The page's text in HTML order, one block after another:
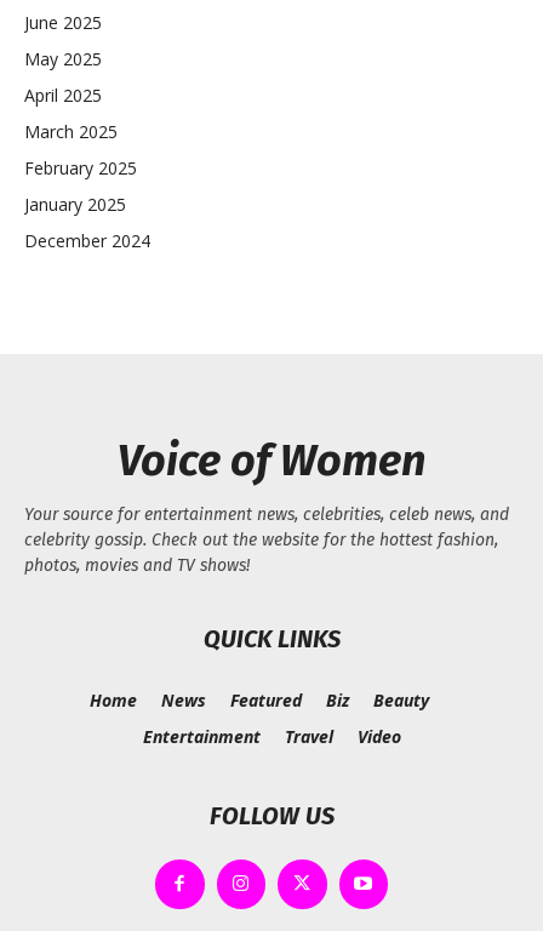
June 2025
May 2025
April 2025
March 2025
February 2025
January 2025
December 2024
Voice of Women
Your source for entertainment news, celebrities, celeb news, and
celebrity gossip. Check out the website for the hottest fashion,
photos, movies and TV shows!
QUICK LINKS
Home News Featured Biz
Beauty
Entertainment
Travel Video
FOLLOW US